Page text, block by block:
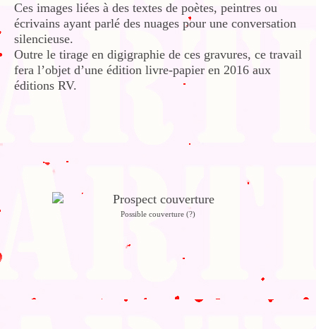
Ces images liées à des textes de poètes, peintres ou
écrivains ayant parlé des nuages pour une conversation
silencieuse.
Outre le tirage en digigraphie de ces gravures, ce travail
fera l’objet d’une édition livre-papier en 2016 aux
éditions RV.
Possible couverture (?)